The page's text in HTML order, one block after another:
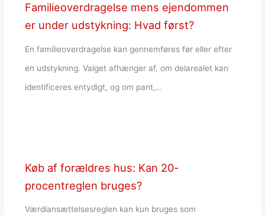
Familieoverdragelse mens ejendommen
er under udstykning: Hvad først?
En familieoverdragelse kan gennemføres før eller efter
en udstykning. Valget afhænger af, om delarealet kan
identificeres entydigt, og om pant,…
Køb af forældres hus: Kan 20-
procentreglen bruges?
Værdiansættelsesreglen kan kun bruges som